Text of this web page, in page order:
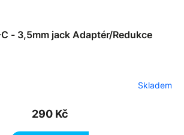
- 3,5mm jack Adaptér/Redukce
Skladem
290 Kč